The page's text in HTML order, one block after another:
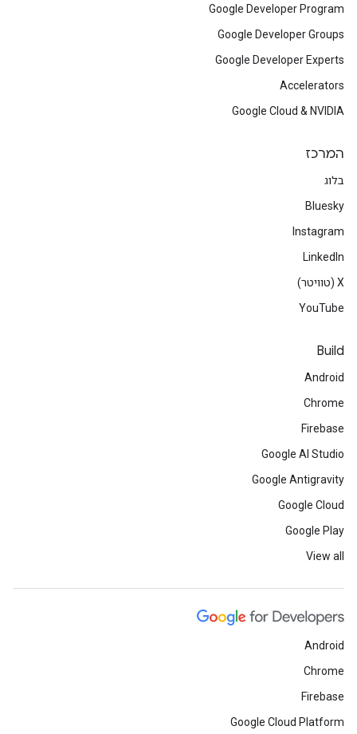
Google Developer Program
Google Developer Groups
Google Developer Experts
Accelerators
Google Cloud & NVIDIA
המרכז
בלוג
Bluesky
Instagram
LinkedIn
‫X (טוויטר)
YouTube
Build
Android
Chrome
Firebase
Google AI Studio
Google Antigravity
Google Cloud
Google Play
View all
Android
Chrome
Firebase
Google Cloud Platform